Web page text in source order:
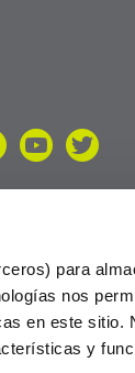
para
nos
en este sitio.
y